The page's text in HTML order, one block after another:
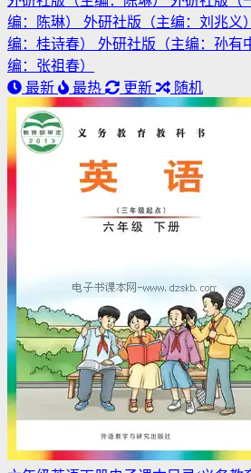
编：陈琳） 外研社版（主编：刘兆义
编：桂诗春） 外研社版（主编：孙有
编：张祖春）
最新
最热 更新 随机